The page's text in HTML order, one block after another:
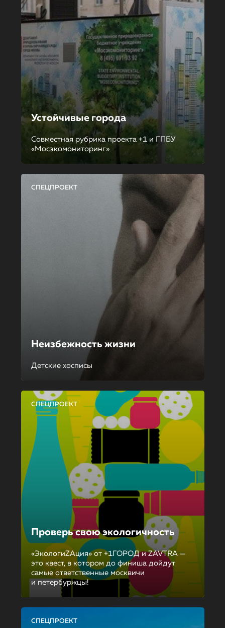
Устойчивые города
Совместная рубрика проекта +1 и ГПБУ
«Мосэкомониторинг»
СПЕЦПРОЕКТ
Неизбежность жизни
Детские хосписы
СПЕЦПРОЕКТ
Проверь свою экологичность
«ЭкологиZAция» от +1ГОРОД и ZAVTRA —
это квест, в котором до финиша дойдут
самые ответственные москвичи
и петербуржцы!
СПЕЦПРОЕКТ